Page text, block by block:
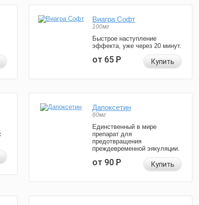
Виагра Софт
100мг
Быстрое наступление
эффекта, уже через 20 минут.
от 65Р Купить
Дапоксетин
60мг
Единственный в мире
препарат для
предотвращения
преждевременной эякуляции.
от 90Р Купить